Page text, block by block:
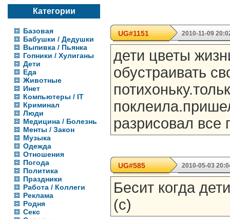
Категории
Базовая
Бабушки / Дедушки
Выпивка / Пьянка
Гопники / Хулиганы
Дети
Еда
Животные
Инет
Компьютеры / IT
Криминал
Люди
Медицина / Болезнь
Менты / Закон
Музыка
Одежда
Отношения
Погода
Политика
Праздники
Работа / Коллеги
Реклама
Родня
Секс
UG#1151 2010-11-09
дети цветы
обустраивать
разрисовал все
UG#585 2010-05-03
Бесит когда
(с)